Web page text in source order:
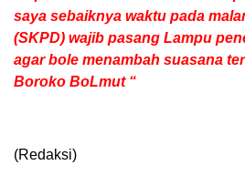
saya sebaiknya waktu pada
(SKPD) wajib pasang Lampu
agar bole menambah suasana
Boroko BoLmut “
(Redaksi)